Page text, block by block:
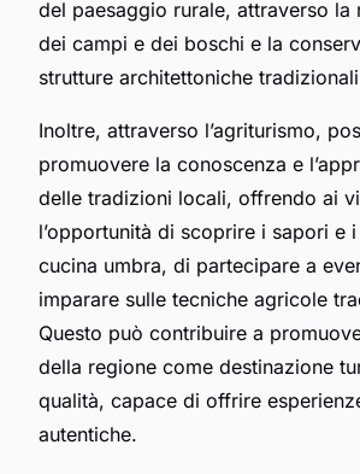
del paesaggio rurale, attraverso la
dei campi e dei boschi e la
strutture architettoniche
Inoltre, attraverso l’agriturismo,
promuovere la conoscenza e
delle tradizioni locali, offrendo ai
l’opportunità di scoprire i sapori e
cucina umbra, di partecipare a
imparare sulle tecniche agricole
Questo può contribuire a
della regione come destinazione
qualità, capace di offrire
autentiche.